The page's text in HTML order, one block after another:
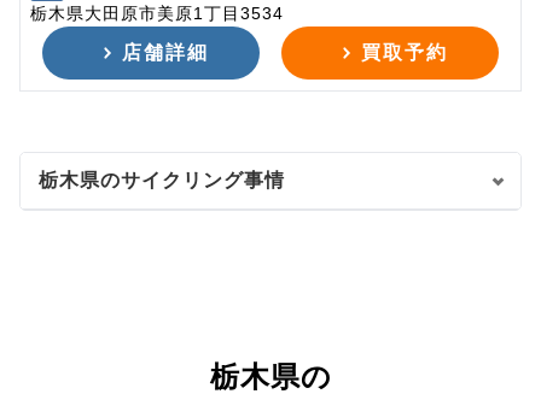
栃木県大田原市美原1丁目3534
店舗詳細 買取予約
栃木県のサイクリング事情
栃木県の